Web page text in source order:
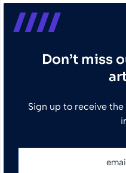
Don’t miss
Sign up to receive